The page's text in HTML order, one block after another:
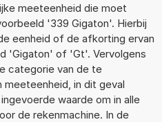
meeteenheid die moet
'339 Gigaton'. Hierbij
eenheid of de afkorting ervan
'Gigaton' of 'Gt'. Vervolgens
categorie van de te
in dit geval
waarde om in alle
de rekenmachine. In de